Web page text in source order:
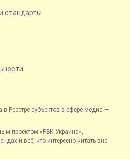
стандарты
Реестре субъектов в сфере медиа —
проектом «РБК-Украина»,
и всё, что интересно читать вне